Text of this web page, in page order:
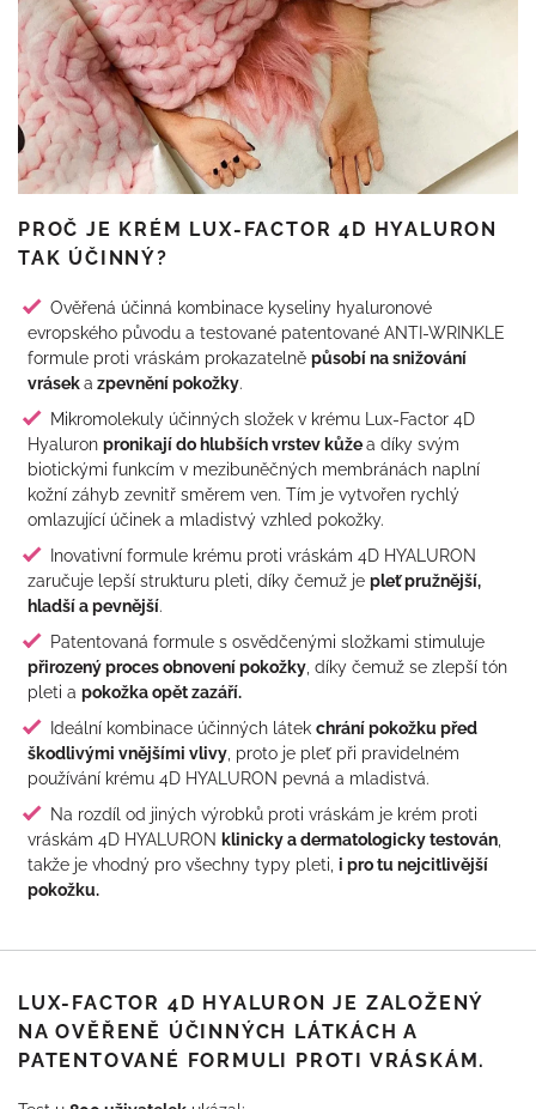
PROČ JE KRÉM LUX-FACTOR 4D HYALURON
TAK ÚČINNÝ?
Ověřená účinná kombinace kyseliny hyaluronové
evropského původu a testované patentované ANTI-WRINKLE
formule proti vráskám prokazatelně působí na snižování
vráseka zpevnění pokožky.
Mikromolekuly účinných složek v krému Lux-Factor 4D
Hyaluron pronikají do hlubších vrstev kůžea díky svým
biotickými funkcím v mezibuněčných membránách naplní
kožní záhyb zevnitř směrem ven. Tím je vytvořen rychlý
omlazující účinek a mladistvý vzhled pokožky.
Inovativní formule krému proti vráskám 4D HYALURON
zaručuje lepší strukturu pleti, díky čemuž je pleť pružnější,
hladší a pevnější.
Patentovaná formule s osvědčenými složkami stimuluje
přirozený proces obnovení pokožky , díky čemuž se zlepší tón
pleti a pokožka opět zazáří.
Ideální kombinace účinných látek chrání pokožku před
škodlivými vnějšími vlivy , proto je pleť při pravidelném
používání krému 4D HYALURON pevná a mladistvá.
Na rozdíl od jiných výrobků proti vráskám je krém proti
vráskám 4D HYALURON klinicky a dermatologicky testován
takže je vhodný pro všechny typy pleti, i pro tu nejcitlivější
pokožku.
LUX-FACTOR 4D HYALURON JE ZALOŽENÝ
NA OVĚŘENĚ ÚČINNÝCH LÁTKÁCH A
PATENTOVANÉ FORMULI PROTI VRÁSKÁM.